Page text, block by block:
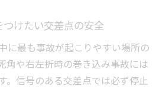
けたい交差点の安全
に最も事故が起こりやすい場所の
角や右左折時の巻き込み事故には
。信号のある交差点では必ず停止